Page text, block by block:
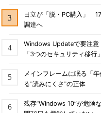
日立が「脱・PC購入」
調達へ
Windows Updateで要注
「3つのセキュリティ移行」
メインフレームに眠る「
る"読みにくさ"の正体
残存“Windows 10”が危険